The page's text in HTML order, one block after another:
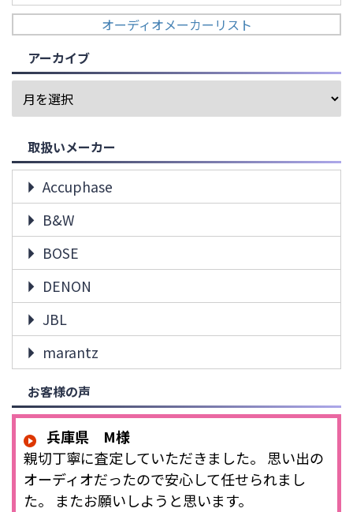
オーディオメーカーリスト
アーカイブ
取扱いメーカー
Accuphase
B&W
BOSE
DENON
JBL
marantz
お客様の声
兵庫県 M様
親切丁寧に査定していただきました。 思い出の
オーディオだったので安心して任せられまし
た。 またお願いしようと思います。